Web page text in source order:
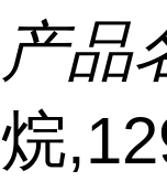
产品
烷